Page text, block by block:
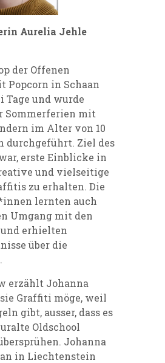
Aurelia Jehle
der Offenen
Popcorn in Schaan
Tage und wurde
Sommerferien mit
im Alter von 10
durchgeführt. Ziel des
erste Einblicke in
und vielseitige
zu erhalten. Die
lernten auch
Umgang mit den
erhielten
über die
erzählt Johanna
Graffiti möge, weil
gibt, ausser, dass es
Oldschool
Johanna
in Liechtenstein